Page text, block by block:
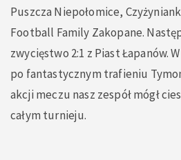
Puszcza Niepołomice,
Football Family Zakopane.
zwycięstwo 2:1 z Piast Łapanów.
po fantastycznym trafieniu
akcji meczu nasz zespół mógł
całym turnieju.